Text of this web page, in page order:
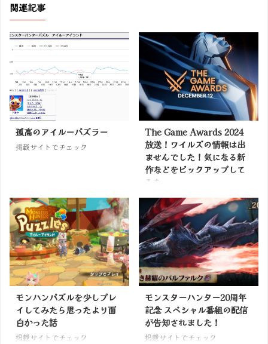
関連記事
孤高のアイルーパズラー
掲載サイトでチェック
The Game Awards 2024
放送！ワイルズの情報は出
ませんでした！気になる新
作などをピックアップして
みた
掲載サイトでチェック
モンハンパズルを少しプレ
イしてみたら思ったより面
白かった話
掲載サイトでチェック
モンスターハンター20周年
記念 スペシャル番組の配信
が告知されました！
掲載サイトでチェック